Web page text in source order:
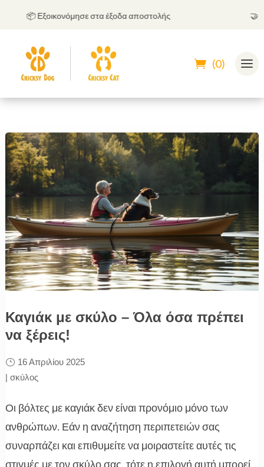
📦 Εξοικονόμησε στα έξοδα αποστολής
(0)
Καγιάκ με σκύλο – Όλα όσα πρέπει
να ξέρεις!
16 Απριλίου 2025
| σκύλος
Οι βόλτες με καγιάκ δεν είναι προνόμιο μόνο των
ανθρώπων. Εάν η αναζήτηση περιπετειών σας
συναρπάζει και επιθυμείτε να μοιραστείτε αυτές τις